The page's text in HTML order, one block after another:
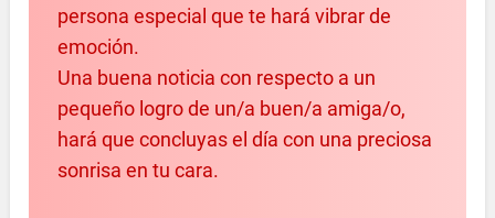
persona especial que te hará vibrar de
emoción.
Una buena noticia con respecto a un
pequeño logro de un/a buen/a amiga/o,
hará que concluyas el día con una preciosa
sonrisa en tu cara.